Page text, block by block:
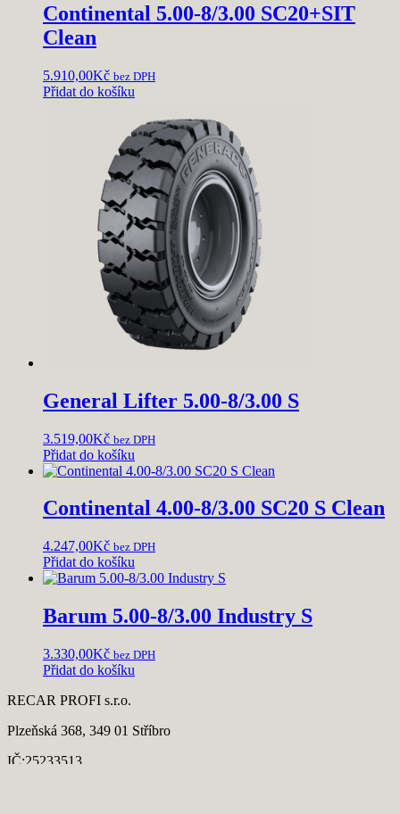
Continental 5.00-8/3.00 SC20+SIT
Clean
5.910,00Kč bez DPH
Přidat do košíku
General Lifter 5.00-8/3.00 S
3.519,00Kč bez DPH
Přidat do košíku
Continental 4.00-8/3.00 SC20 S Clean
4.247,00Kč bez DPH
Přidat do košíku
Barum 5.00-8/3.00 Industry S
3.330,00Kč bez DPH
Přidat do košíku
RECAR PROFI s.r.o.
Plzeňská 368, 349 01 Stříbro
IČ:25233513